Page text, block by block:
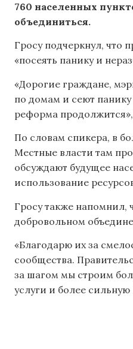
760 населенных
объединиться.
Гросу подчеркнул,
«посеять панику и
«Дорогие граждане,
по домам и сеют панику
реформа
По словам спикера, в
Местные власти там
обсуждают будущее
использование
Гросу также напомнил,
добровольном
«Благодарю их за
сообщества.
за шагом мы строим
услуги и более